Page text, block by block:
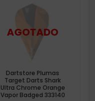
Dartstore Plumas
Target Darts Shark
Ultra Chrome Orange
Vapor Badged 333140